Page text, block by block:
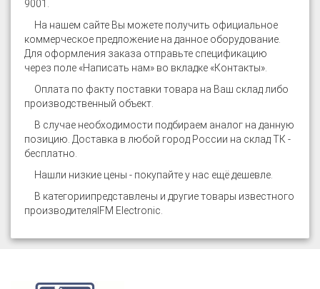
9001.
На нашем сайте Вы можете получить официальное
коммерческое предложение на данное оборудование.
Для оформления заказа отправьте спецификацию
через поле «Написать нам» во вкладке «Контакты».
Оплата по факту поставки товара на Ваш склад либо
производственный объект.
В случае необходимости подбираем аналог на данную
позицию. Доставка в любой город России на склад ТК -
бесплатно.
Нашли низкие цены - покупайте у нас ещё дешевле.
В категориипредставлены и другие товары известного
производителя IFM Electronic